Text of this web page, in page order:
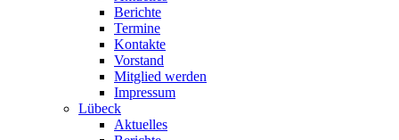
Berichte
Termine
Kontakte
Vorstand
Mitglied werden
Impressum
Lübeck
Aktuelles